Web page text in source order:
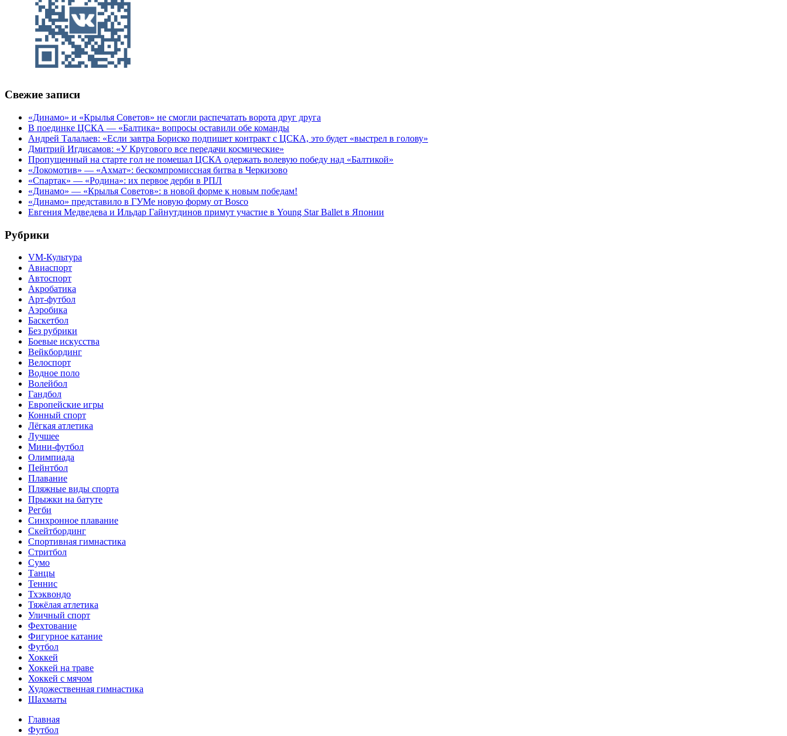
Свежие записи
«Динамо» и «Крылья Советов» не смогли распечатать ворота друг друга
В поединке ЦСКА — «Балтика» вопросы оставили обе команды
Андрей Талалаев: «Если завтра Бориско подпишет контракт с ЦСКА, это будет «выстрел в голову»
Дмитрий Игдисамов: «У Кругового все передачи космические»
Пропущенный на старте гол не помешал ЦСКА одержать волевую победу над «Балтикой»
«Локомотив» — «Ахмат»: бескомпромиссная битва в Черкизово
«Спартак» — «Родина»: их первое дерби в РПЛ
«Динамо» — «Крылья Советов»: в новой форме к новым победам!
«Динамо» представило в ГУМе новую форму от Bosco
Евгения Медведева и Ильдар Гайнутдинов примут участие в Young Star Ballet в Японии
Рубрики
VM-Культура
Авиаспорт
Автоспорт
Акробатика
Арт-футбол
Аэробика
Баскетбол
Без рубрики
Боевые искусства
Вейкбординг
Велоспорт
Водное поло
Волейбол
Гандбол
Европейские игры
Конный спорт
Лёгкая атлетика
Лучшее
Мини-футбол
Олимпиада
Пейнтбол
Плавание
Пляжные виды спорта
Прыжки на батуте
Регби
Синхронное плавание
Скейтбординг
Спортивная гимнастика
Стритбол
Сумо
Танцы
Теннис
Тхэквондо
Тяжёлая атлетика
Уличный спорт
Фехтование
Фигурное катание
Футбол
Хоккей
Хоккей на траве
Хоккей с мячом
Художественная гимнастика
Шахматы
Главная
Футбол